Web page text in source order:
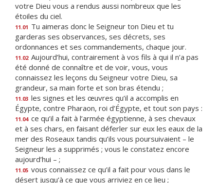
votre Dieu vous a rendus aussi nombreux que les
étoiles du ciel.
11.01 Tu aimeras donc le Seigneur ton Dieu et tu
garderas ses observances, ses décrets, ses
ordonnances et ses commandements, chaque jour.
11.02 Aujourd’hui, contrairement à vos fils à qui il n’a pas
été donné de connaître et de voir, vous, vous
connaissez les leçons du Seigneur votre Dieu, sa
grandeur, sa main forte et son bras étendu ;
11.03 les signes et les œuvres qu’il a accomplis en
Égypte, contre Pharaon, roi d’Égypte, et tout son pays :
11.04 ce qu’il a fait à l’armée égyptienne, à ses chevaux
et à ses chars, en faisant déferler sur eux les eaux de la
mer des Roseaux tandis qu’ils vous poursuivaient – le
Seigneur les a supprimés ; vous le constatez encore
aujourd’hui – ;
11.05 vous connaissez ce qu’il a fait pour vous dans le
désert jusqu’à ce que vous arriviez en ce lieu ;